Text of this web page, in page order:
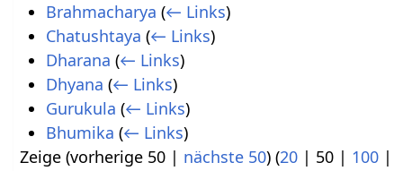
Brahmacharya (← Links)
Chatushtaya (← Links)
Dharana (← Links)
Dhyana (← Links)
Gurukula (← Links)
Bhumika (← Links)
Zeige (vorherige 50 | nächste 50) (20 | 50 | 100 |